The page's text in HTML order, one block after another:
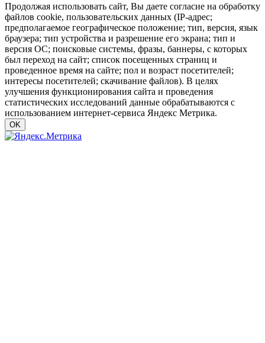
Продолжая использовать сайт, Вы даете согласие на обработку
файлов cookie, пользовательских данных (IP-адрес;
предполагаемое географическое положение; тип, версия, язык
браузера; тип устройства и разрешение его экрана; тип и
версия ОС; поисковые системы, фразы, баннеры, с которых
был переход на сайт; список посещенных страниц и
проведенное время на сайте; пол и возраст посетителей;
интересы посетителей; скачивание файлов). В целях
улучшения функционирования сайта и проведения
статистических исследований данные обрабатываются с
использованием интернет-сервиса Яндекс Метрика.
OK